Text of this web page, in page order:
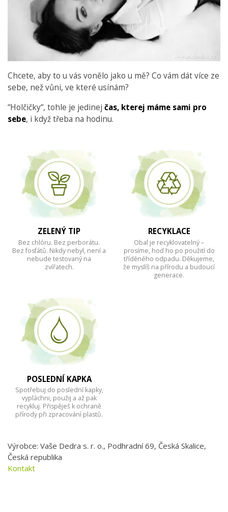
Chcete, aby to u vás vonělo jako u mě? Co vám dát více ze
sebe, než vůni, ve které usínám?
“Holčičky“, tohle je jedinej čas, kterej máme sami pro
sebe, i když třeba na hodinu.
ZELENÝ TIP
Bez chlóru. Bez perborátu.
Bez fosfátů. Nikdy nebyl, není a
nebude testovaný na
zvířatech.
RECYKLACE
Obal je recyklovatelný –
prosíme, hoď ho po použití do
tříděného odpadu. Děkujeme,
že myslíš na přírodu a budoucí
generace.
POSLEDNÍ KAPKA
Spotřebuj do poslední kapky,
vypláchni, použij a až pak
recykluj. Přispěješ k ochraně
přírody při zpracování plastů.
Výrobce: Vaše Dedra s. r. o., Podhradní 69, Česká Skalice,
Česká republika
Kontakt